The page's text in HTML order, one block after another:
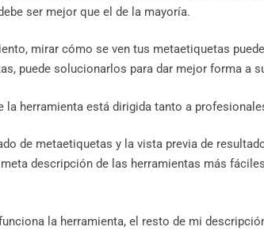
ser mejor que el de la mayoría.
mirar cómo se ven tus metaetiquetas
puede solucionarlos para dar mejor forma a
la herramienta está dirigida tanto a
de metaetiquetas y la vista previa de
descripción de las herramientas más
la herramienta, el resto de mi